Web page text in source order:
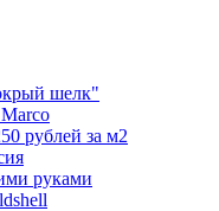
шелк"
рублей за м2
руками